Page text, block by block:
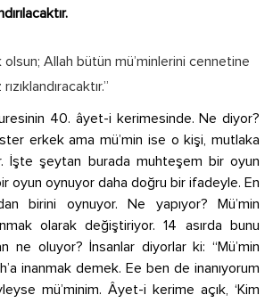
olsun; Allah bütün mü’minlerini cennetine
40. âyet-i kerimesinde. Ne diyor?
erkek ama mü’min ise o kişi, mutlaka
İşte şeytan burada muhteşem bir oyun
oyun oynuyor daha doğru bir ifadeyle. En
birini oynuyor. Ne yapıyor? Mü’min
olarak değiştiriyor. 14 asırda bunu
ne oluyor? İnsanlar diyorlar ki: “Mü’min
inanmak demek. Ee ben de inanıyorum
mü’minim. Âyet-i kerime açık, ‘Kim